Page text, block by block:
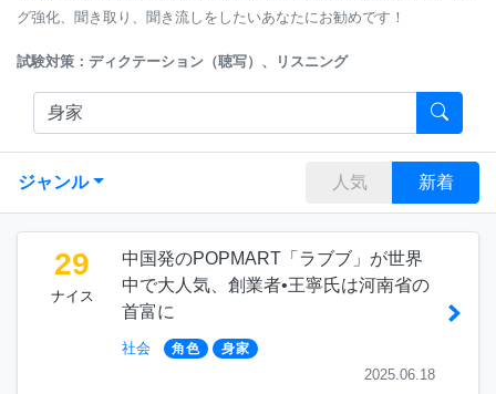
グ強化、聞き取り、聞き流しをしたいあなたにお勧めです！
試験対策：ディクテーション（聴写）、リスニング
ジャンル 人気 新着
29
ナイス
中国発のPOPMART「ラブブ」が世界
中で大人気、創業者•王寧氏は河南省の
首富に
社会 角色 身家
2025.06.18